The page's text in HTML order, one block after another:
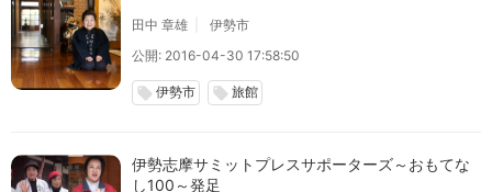
田中 章雄
伊勢市
公開: 2016-04-30 17:58:50
local_offer 伊勢市 local_offer 旅館
伊勢志摩サミットプレスサポーターズ～おもてな
し100～発足